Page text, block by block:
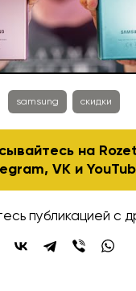
samsung скидки
на
,VK и
публикацией с